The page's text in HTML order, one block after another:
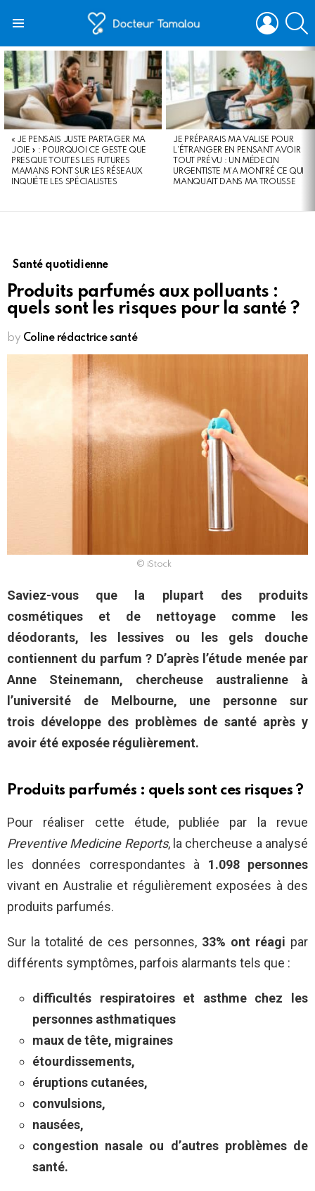
LOGIN
LATEST
STORIES
« JE PENSAIS JUSTE PARTAGER MA
JOIE » : POURQUOI CE GESTE QUE
PRESQUE TOUTES LES FUTURES
MAMANS FONT SUR LES RÉSEAUX
INQUIÈTE LES SPÉCIALISTES
JE PRÉPARAIS MA VALISE POUR
L’ÉTRANGER EN PENSANT AVOIR
TOUT PRÉVU : UN MÉDECIN
URGENTISTE M’A MONTRÉ CE QUI
MANQUAIT DANS MA TROUSSE
Santé quotidienne
Produits parfumés aux polluants :
quels sont les risques pour la santé ?
by Coline rédactrice santé
© iStock
Saviez-vous que la plupart des produits
cosmétiques et de nettoyage comme les
déodorants, les lessives ou les gels douche
contiennent du parfum ? D’après l’étude menée par
Anne Steinemann, chercheuse australienne à
l’université de Melbourne, une personne sur
trois développe des problèmes de santé après y
avoir été exposée régulièrement.
Produits parfumés : quels sont ces risques ?
Pour réaliser cette étude, publiée par la revue
Preventive Medicine Reports, la chercheuse a analysé
les données correspondantes à 1.098 personnes
vivant en Australie et régulièrement exposées à des
produits parfumés.
Sur la totalité de ces personnes,33% ont réagi par
différents symptômes, parfois alarmants tels que :
difficultés respiratoires et asthme chez les
personnes asthmatiques
maux de tête, migraines
étourdissements,
éruptions cutanées,
convulsions,
nausées,
congestion nasale ou d’autres problèmes de
santé.